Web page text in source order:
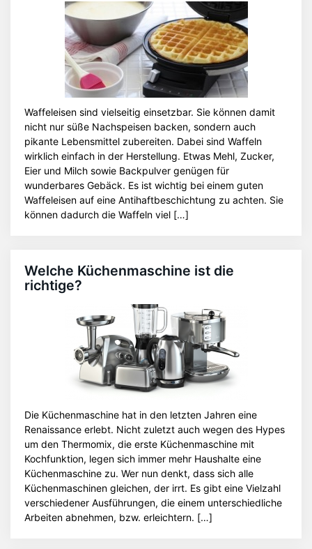
Waffeleisen sind vielseitig einsetzbar. Sie können damit
nicht nur süße Nachspeisen backen, sondern auch
pikante Lebensmittel zubereiten. Dabei sind Waffeln
wirklich einfach in der Herstellung. Etwas Mehl, Zucker,
Eier und Milch sowie Backpulver genügen für
wunderbares Gebäck. Es ist wichtig bei einem guten
Waffeleisen auf eine Antihaftbeschichtung zu achten. Sie
können dadurch die Waffeln viel […]
Welche Küchenmaschine ist die
richtige?
Die Küchenmaschine hat in den letzten Jahren eine
Renaissance erlebt. Nicht zuletzt auch wegen des Hypes
um den Thermomix, die erste Küchenmaschine mit
Kochfunktion, legen sich immer mehr Haushalte eine
Küchenmaschine zu. Wer nun denkt, dass sich alle
Küchenmaschinen gleichen, der irrt. Es gibt eine Vielzahl
verschiedener Ausführungen, die einem unterschiedliche
Arbeiten abnehmen, bzw. erleichtern. […]